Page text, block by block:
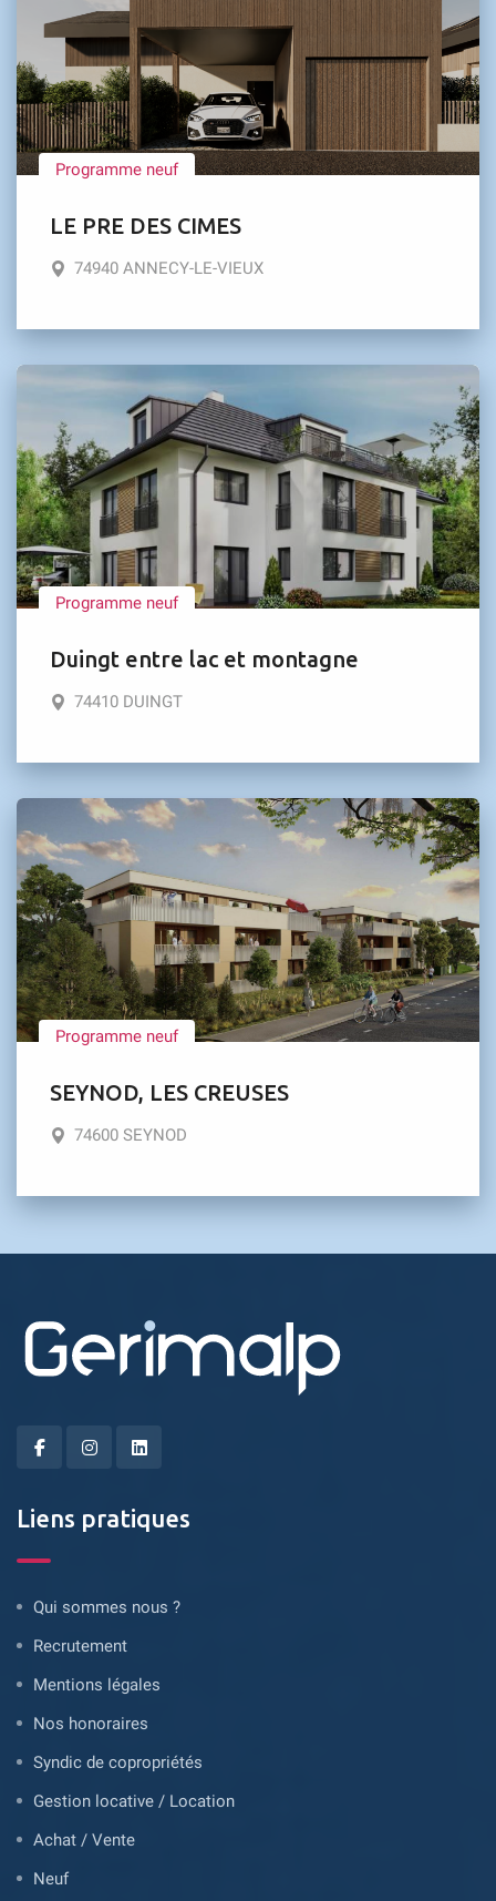
Programme neuf
LE PRE DES CIMES
74940 ANNECY-LE-VIEUX
Programme neuf
Duingt entre lac et montagne
74410 DUINGT
Programme neuf
SEYNOD, LES CREUSES
74600 SEYNOD
Liens pratiques
Qui sommes nous ?
Recrutement
Mentions légales
Nos honoraires
Syndic de copropriétés
Gestion locative / Location
Achat / Vente
Neuf